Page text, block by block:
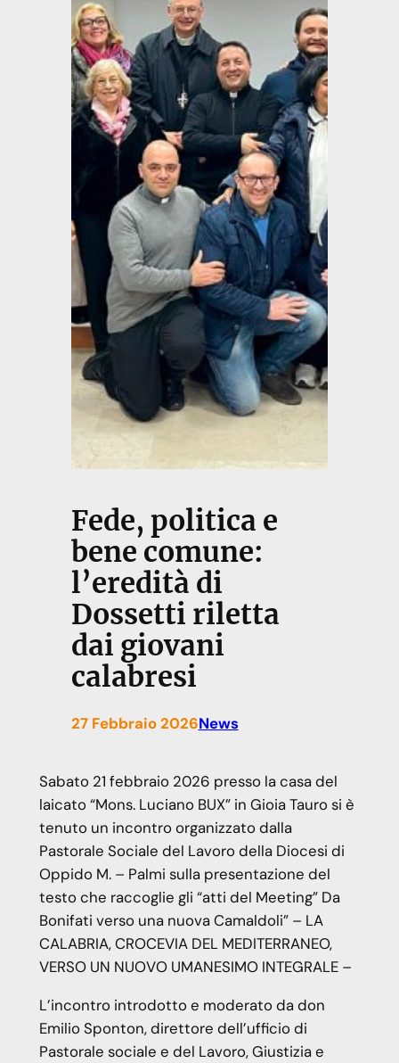
Fede, politica e
bene comune:
l’eredità di
Dossetti riletta
dai giovani
calabresi
27 Febbraio 2026News
Sabato 21 febbraio 2026 presso la casa del
laicato “Mons. Luciano BUX” in Gioia Tauro si è
tenuto un incontro organizzato dalla
Pastorale Sociale del Lavoro della Diocesi di
Oppido M. – Palmi sulla presentazione del
testo che raccoglie gli “atti del Meeting” Da
Bonifati verso una nuova Camaldoli” – LA
CALABRIA, CROCEVIA DEL MEDITERRANEO,
VERSO UN NUOVO UMANESIMO INTEGRALE –
L’incontro introdotto e moderato da don
Emilio Sponton, direttore dell’ufficio di
Pastorale sociale e del Lavoro, Giustizia e